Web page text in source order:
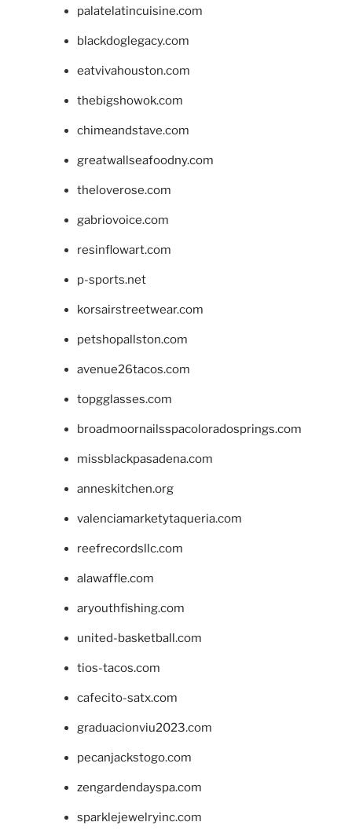
palatelatincuisine.com
blackdoglegacy.com
eatvivahouston.com
thebigshowok.com
chimeandstave.com
greatwallseafoodny.com
theloverose.com
gabriovoice.com
resinflowart.com
p-sports.net
korsairstreetwear.com
petshopallston.com
avenue26tacos.com
topgglasses.com
broadmoornailsspacoloradosprings.com
missblackpasadena.com
anneskitchen.org
valenciamarketytaqueria.com
reefrecordsllc.com
alawaffle.com
aryouthfishing.com
united-basketball.com
tios-tacos.com
cafecito-satx.com
graduacionviu2023.com
pecanjackstogo.com
zengardendayspa.com
sparklejewelryinc.com